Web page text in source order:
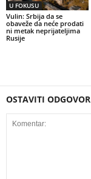
U FOKUSU
Vulin: Srbija da se
obaveže da neće prodati
ni metak neprijateljima
Rusije
OSTAVITI ODGOVOR